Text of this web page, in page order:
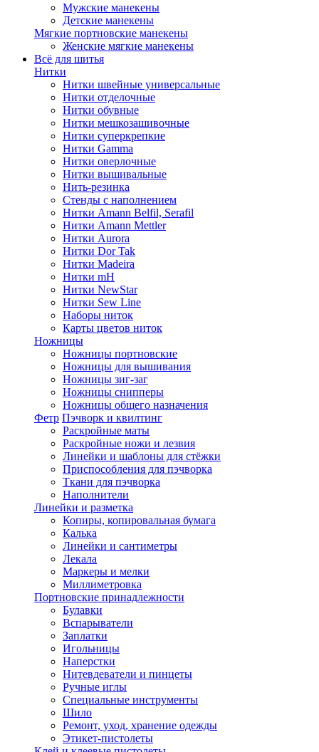
Мужские манекены
Детские манекены
Мягкие портновские манекены
Женские мягкие манекены
Всё для шитья
Нитки
Нитки швейные универсальные
Нитки отделочные
Нитки обувные
Нитки мешкозашивочные
Нитки суперкрепкие
Нитки Gamma
Нитки оверлочные
Нитки вышивальные
Нить-резинка
Стенды с наполнением
Нитки Amann Belfil, Serafil
Нитки Amann Mettler
Нитки Aurora
Нитки Dor Tak
Нитки Madeira
Нитки mH
Нитки NewStar
Нитки Sew Line
Наборы ниток
Карты цветов ниток
Ножницы
Ножницы портновские
Ножницы для вышивания
Ножницы зиг-заг
Ножницы снипперы
Ножницы общего назначения
Фетр Пэчворк и квилтинг
Раскройные маты
Раскройные ножи и лезвия
Линейки и шаблоны для стёжки
Приспособления для пэчворка
Ткани для пэчворка
Наполнители
Линейки и разметка
Копиры, копировальная бумага
Калька
Линейки и сантиметры
Лекала
Маркеры и мелки
Миллиметровка
Портновские принадлежности
Булавки
Вспарыватели
Заплатки
Игольницы
Наперстки
Нитевдеватели и пинцеты
Ручные иглы
Специальные инструменты
Шило
Ремонт, уход, хранение одежды
Этикет-пистолеты